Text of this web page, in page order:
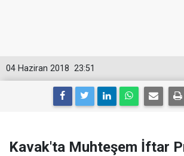
23:51
04 Haziran 2018
Kavak'ta Muhteşem İftar